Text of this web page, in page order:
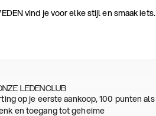
vind je voor elke stijl en smaak iets.
LEDENCLUB
op je eerste aankoop, 100 punten als
en toegang tot geheime